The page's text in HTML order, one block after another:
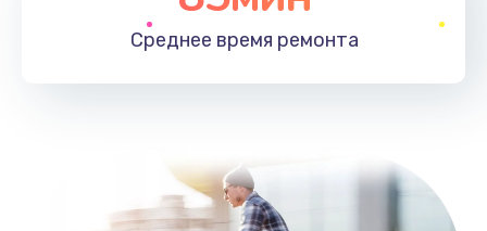
Среднее время ремонта